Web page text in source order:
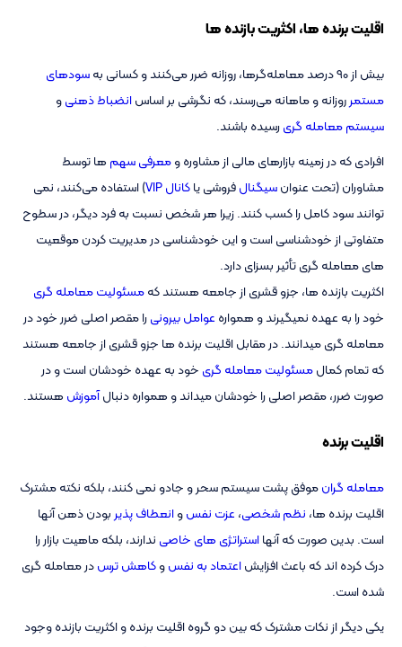
اقلیت برنده ها، اکثریت بازنده ها
بیش از 90 درصد معامله‌گرها، روزانه ضرر می‌کنند و کسانی به
سودهای
مستمرروزانه و ماهانه می‌رسند، که نگرشی بر اساسانضباط ذهنیو
سیستم معامله گریرسیده باشند.
افرادی که در زمینه بازارهای مالی از مشاوره ومعرفی سهم ها توسط
مشاوران (تحت عنوانسیگنالفروشی یاکانال VIP
) استفاده می‌کنند، نمی
توانند سود کامل را کسب کنند. زیرا هر شخص نسبت به فرد دیگر، در سطوح
متفاوتی از خودشناسی است و این خودشناسی در مدیریت کردن موقعیت
های معامله گری تأثیر بسزای دارد.
اکثریت بازنده ها، جزو قشری از جامعه هستند کهمسئولیت معامله گری
خود را به عهده نمیگیرند و همواره عوامل بیرونیرا مقصر اصلی ضرر خود در
معامله گری میدانند. در مقابل اقلیت برنده ها جزو قشری از جامعه هستند
که تمام کمالمسئولیت معامله گری خود به عهده خودشان است و در
صورت ضرر، مقصر اصلی را خودشان میداند و همواره دنبالآموزش هستند.
اقلیت برنده
معامله گرانموفق پشت سیستم سحر و جادو نمی کنند، بلکه نکته مشترک
اقلیت برنده ها، نظم شخصی، عزت نفسوانعطاف پذیر بودن ذهن آنها
است. بدین صورت که آنهااستراتژی های خاصی ندارند، بلکه ماهیت بازار را
درک کرده اند که باعث افزایشاعتماد به نفسوکاهش ترسدر معامله گری
شده است.
یکی دیگر از نکات مشترک که بین دو گروه اقلیت برنده و اکثریت بازنده وجود